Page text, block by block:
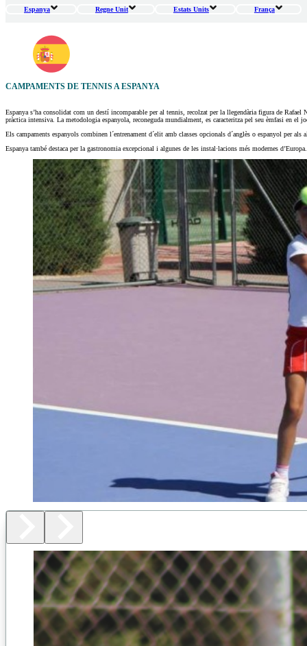
Espanya Regne Unit Estats Units França
CAMPAMENTS DE TENNIS A ESPANYA
Espanya s’ha consolidat com un destí incomparable per al tennis, recolzat per la llegendària figura de
pràctica intensiva. La metodologia espanyola, reconeguda mundialment, es caracteritza pel seu èmfasi en el
Els campaments espanyols combinen l´entrenament d´elit amb classes opcionals d´anglès o espanyol per
Espanya també destaca per la gastronomia excepcional i algunes de les instal·lacions més modernes d’Europa.